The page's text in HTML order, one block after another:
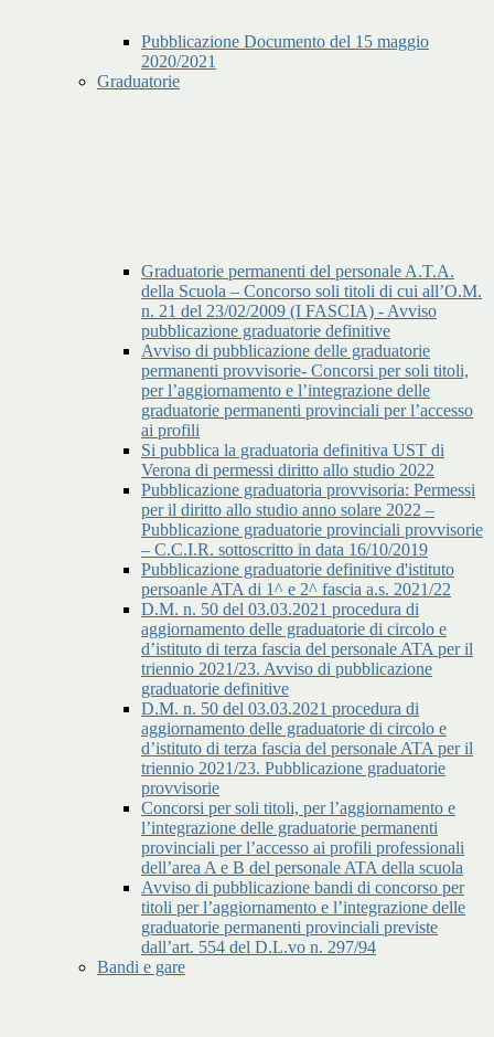
Pubblicazione Documento del 15 maggio
2020/2021
Graduatorie
Graduatorie permanenti del personale A.T.A.
della Scuola – Concorso soli titoli di cui all’O.M.
n. 21 del 23/02/2009 (I FASCIA) - Avviso
pubblicazione graduatorie definitive
Avviso di pubblicazione delle graduatorie
permanenti provvisorie- Concorsi per soli titoli,
per l’aggiornamento e l’integrazione delle
graduatorie permanenti provinciali per l’accesso
ai profili
Si pubblica la graduatoria definitiva UST di
Verona di permessi diritto allo studio 2022
Pubblicazione graduatoria provvisoria: Permessi
per il diritto allo studio anno solare 2022 –
Pubblicazione graduatorie provinciali provvisorie
– C.C.I.R. sottoscritto in data 16/10/2019
Pubblicazione graduatorie definitive d'istituto
persoanle ATA di 1^ e 2^ fascia a.s. 2021/22
D.M. n. 50 del 03.03.2021 procedura di
aggiornamento delle graduatorie di circolo e
d’istituto di terza fascia del personale ATA per il
triennio 2021/23. Avviso di pubblicazione
graduatorie definitive
D.M. n. 50 del 03.03.2021 procedura di
aggiornamento delle graduatorie di circolo e
d’istituto di terza fascia del personale ATA per il
triennio 2021/23. Pubblicazione graduatorie
provvisorie
Concorsi per soli titoli, per l’aggiornamento e
l’integrazione delle graduatorie permanenti
provinciali per l’accesso ai profili professionali
dell’area A e B del personale ATA della scuola
Avviso di pubblicazione bandi di concorso per
titoli per l’aggiornamento e l’integrazione delle
graduatorie permanenti provinciali previste
dall’art. 554 del D.L.vo n. 297/94
Bandi e gare